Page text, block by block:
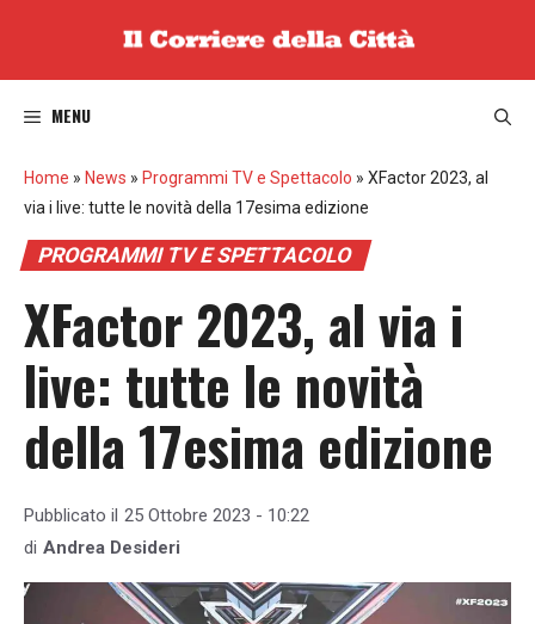
MENU
Home » News » Programmi TV e Spettacolo » XFactor 2023, al
via i live: tutte le novità della 17esima edizione
PROGRAMMI TV E SPETTACOLO
XFactor 2023, al via i
live: tutte le novità
della 17esima edizione
Pubblicato il 25 Ottobre 2023 - 10:22
di Andrea Desideri